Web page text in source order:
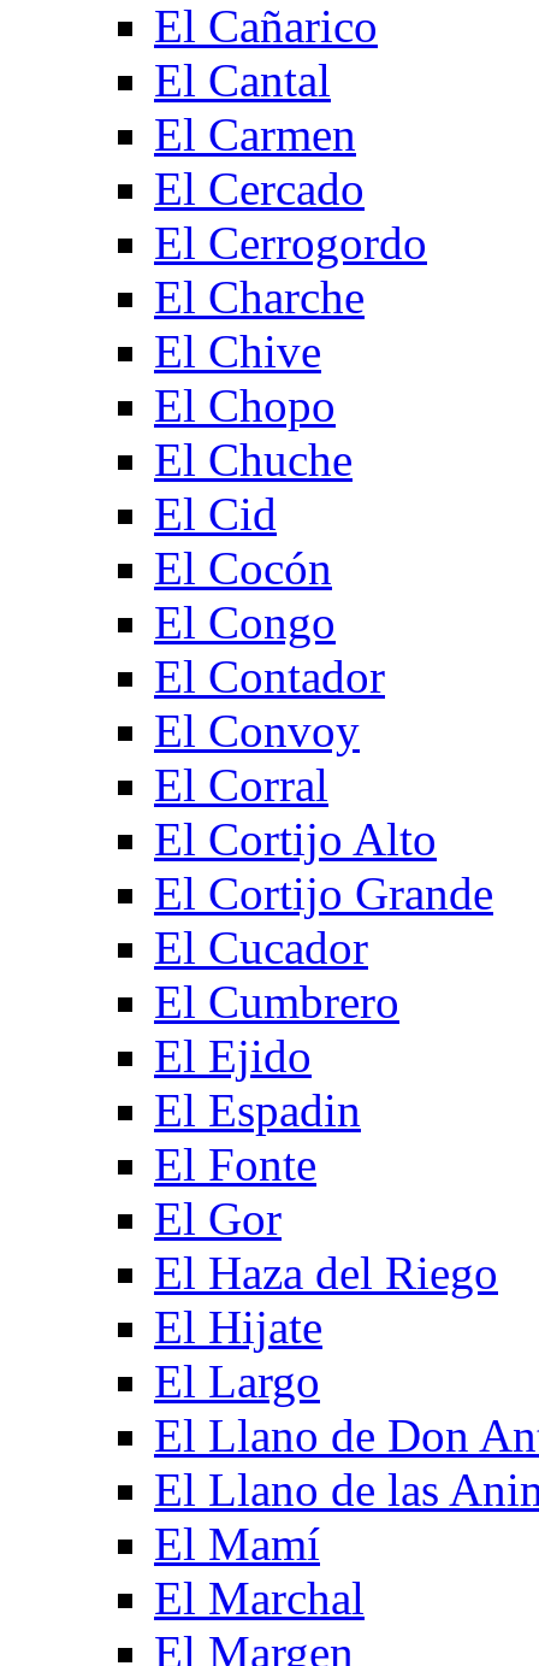
El Cañarico
El Cantal
El Carmen
El Cercado
El Cerrogordo
El Charche
El Chive
El Chopo
El Chuche
El Cid
El Cocón
El Congo
El Contador
El Convoy
El Corral
El Cortijo Alto
El Cortijo Grande
El Cucador
El Cumbrero
El Ejido
El Espadin
El Fonte
El Gor
El Haza del Riego
El Hijate
El Largo
El Llano de Don
El Llano de las
El Mamí
El Marchal
El Margen